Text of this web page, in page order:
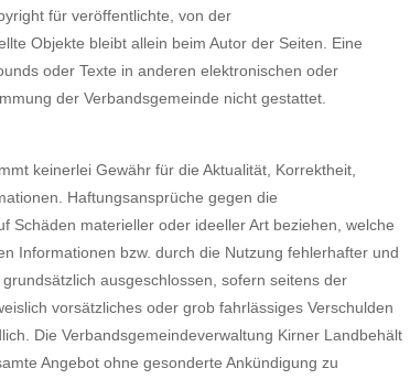
für veröffentlichte, von der
Objekte bleibt allein beim Autor der Seiten. Eine
oder Texte in anderen elektronischen oder
der Verbandsgemeinde nicht gestattet.
keinerlei Gewähr für die Aktualität, Korrektheit,
Haftungsansprüche gegen die
Schäden materieller oder ideeller Art beziehen, welche
Informationen bzw. durch die Nutzung fehlerhafter und
ausgeschlossen, sofern seitens der
vorsätzliches oder grob fahrlässiges Verschulden
Die Verbandsgemeindeverwaltung Kirner Landbehält
Angebot ohne gesonderte Ankündigung zu